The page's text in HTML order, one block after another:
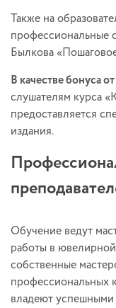
Также на
профессиональные
Былкова
В качестве бонуса
слушателям курса
предоставляется
издания.
Обучение ведут
работы в
собственные
профессиональных
владеют